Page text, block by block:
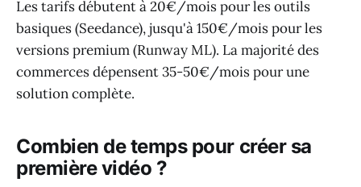
Les tarifs débutent à 20€/mois pour les outils
basiques (Seedance), jusqu'à 150€/mois pour les
versions premium (Runway ML). La majorité des
commerces dépensent 35-50€/mois pour une
solution complète.
Combien de temps pour créer sa
première vidéo ?